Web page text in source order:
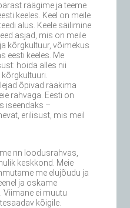
räägime ja teeme
keeles. Keel on meile
alus. Keele säilimine
asjad, mis on meile
kõrgkultuur, võimekus
eesti keeles. Me
hoida alles nii
õpivad rääkima
rahvaga. Eesti on
iseendaks –
erilisust, mis meil
nn loodusrahvas,
keskkond. Meie
me elujõudu ja
ja oskame
Viimane ei muutu
kõigile.